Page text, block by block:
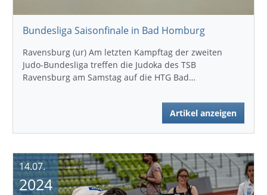
Bundesliga Saisonfinale in Bad Homburg
Ravensburg (ur) Am letzten Kampftag der zweiten
Judo-Bundesliga treffen die Judoka des TSB
Ravensburg am Samstag auf die HTG Bad…
Artikel anzeigen
14.07.
2024